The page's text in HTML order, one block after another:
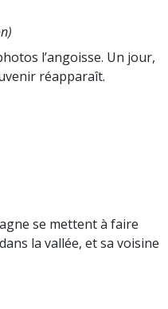
l’angoisse. Un jour,
réapparaît.
se mettent à faire
la vallée, et sa voisine